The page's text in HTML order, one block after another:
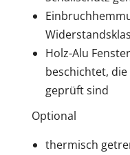
Holz-Alu
beschichtet,
geprüft sind
Optional
thermisch